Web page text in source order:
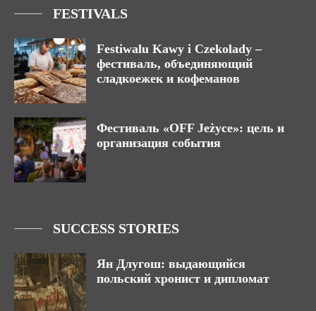
FESTIVALS
Festiwalu Kawy i Czekolady –
фестиваль, объединяющий
сладкоежек и кофеманов
Фестиваль «OFF Jeżyce»: цель и
организация события
SUCCESS STORIES
Ян Длугош: выдающийся
польский хронист и дипломат